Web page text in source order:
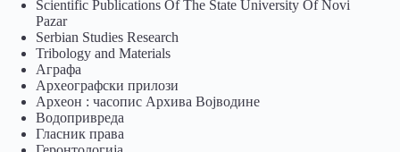
Scientific Publications Of The State University Of Novi
Pazar
Serbian Studies Research
Tribology and Materials
Аграфа
Археографски прилози
Археон : часопис Архива Војводине
Водопривреда
Гласник права